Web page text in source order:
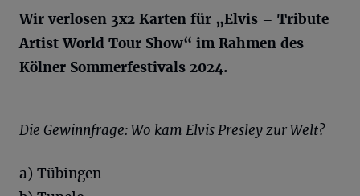
Wir verlosen 3x2 Karten für „Elvis – Tribute
Artist World Tour Show“ im Rahmen des
Kölner Sommerfestivals 2024.
Die Gewinnfrage: Wo kam Elvis Presley zur Welt?
a) Tübingen